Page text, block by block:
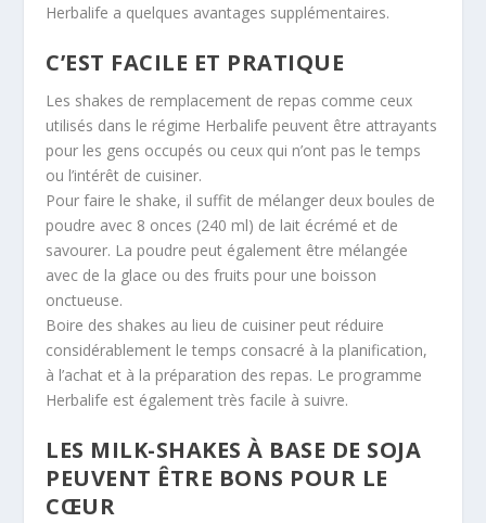
Herbalife a quelques avantages supplémentaires.
C’EST FACILE ET PRATIQUE
Les shakes de remplacement de repas comme ceux
utilisés dans le régime Herbalife peuvent être attrayants
pour les gens occupés ou ceux qui n’ont pas le temps
ou l’intérêt de cuisiner.
Pour faire le shake, il suffit de mélanger deux boules de
poudre avec 8 onces (240 ml) de lait écrémé et de
savourer. La poudre peut également être mélangée
avec de la glace ou des fruits pour une boisson
onctueuse.
Boire des shakes au lieu de cuisiner peut réduire
considérablement le temps consacré à la planification,
à l’achat et à la préparation des repas. Le programme
Herbalife est également très facile à suivre.
LES MILK-SHAKES À BASE DE SOJA
PEUVENT ÊTRE BONS POUR LE
CŒUR